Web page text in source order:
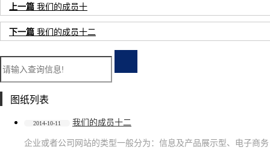
上一篇 我们的成员十
下一篇 我们的成员十二
图纸列表
2014-10-11 我们的成员十二
企业或者公司网站的类型一般分为：信息及产品展示型、电子商务